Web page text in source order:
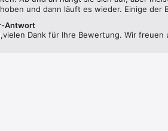
um
und dann läuft es wieder. Einige der
🤷🏻‍♀️
Antwort
Dank für Ihre Bewertung. Wir freuen